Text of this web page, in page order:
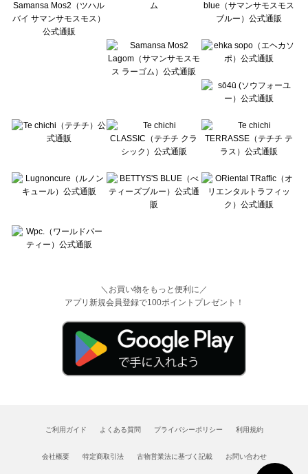
BETTY'S BLUE（べティーズブルー）のボトムス一覧
Wpc.（ワールドパーティー）のボトムス一覧
＼お買い物をもっと便利に／
アプリ新規会員登録で100ポイントプレゼント！
ご利用ガイド よくある質問 プライバシーポリシー 利用規約
会社概要 特定商取引法 古物営業法に基づく記載 お問い合わせ